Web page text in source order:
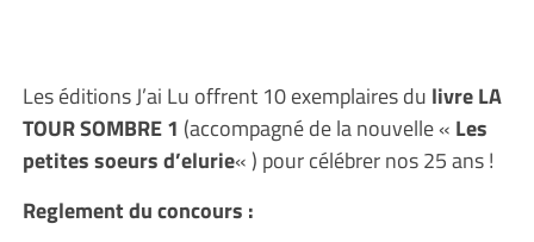
Les éditions J’ai Lu offrent 10 exemplaires du livre LA
TOUR SOMBRE 1 (accompagné de la nouvelle « Les
petites soeurs d’elurie« ) pour célébrer nos 25 ans !
Reglement du concours :